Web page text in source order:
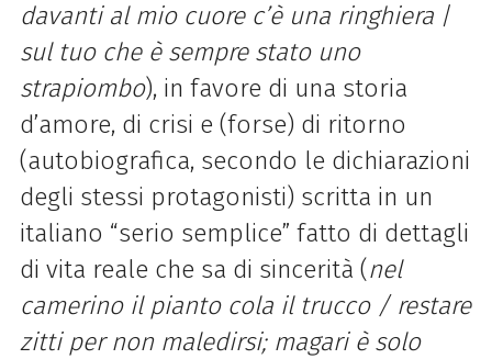
davanti al mio cuore c’è una ringhiera/
sul tuo che è sempre stato uno
strapiombo), in favore di una storia
d’amore, di crisi e (forse) di ritorno
(autobiografica, secondo le dichiarazioni
degli stessi protagonisti) scritta in un
italiano “serio semplice” fatto di dettagli
di vita reale che sa di sincerità (nel
camerino il pianto cola il trucco / restare
zitti per non maledirsi; magari è solo